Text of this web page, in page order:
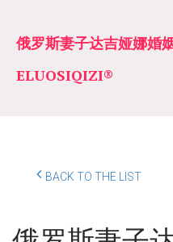
俄罗斯妻子达吉娅娜婚
ELUOSIQIZI®
BACK TO THE LIST